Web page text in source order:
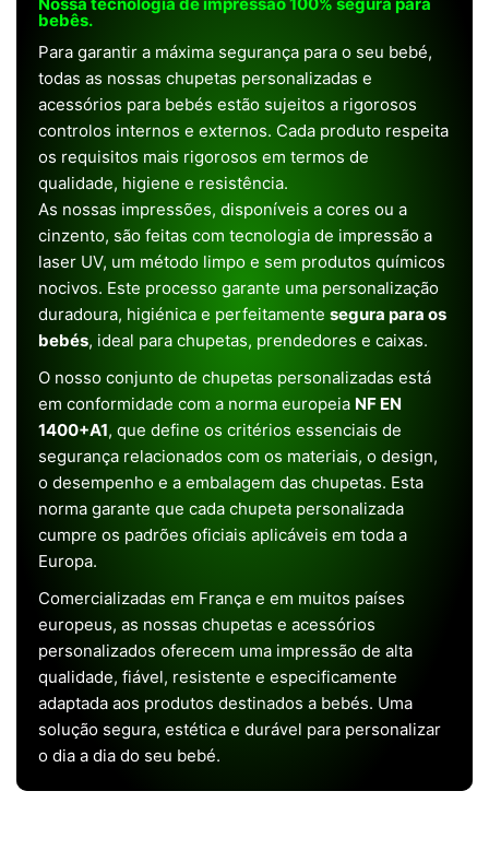
bebês.
Para garantir a máxima segurança para o seu bebé,
todas as nossas chupetas personalizadas e
acessórios para bebés estão sujeitos a rigorosos
controlos internos e externos. Cada produto respeita
os requisitos mais rigorosos em termos de
qualidade, higiene e resistência.
As nossas impressões, disponíveis a cores ou a
cinzento, são feitas com tecnologia de impressão a
laser UV, um método limpo e sem produtos químicos
nocivos. Este processo garante uma personalização
duradoura, higiénica e perfeitamente segura para os
bebés, ideal para chupetas, prendedores e caixas.
O nosso conjunto de chupetas personalizadas está
em conformidade com a norma europeia NF EN
1400+A1, que define os critérios essenciais de
segurança relacionados com os materiais, o design,
o desempenho e a embalagem das chupetas. Esta
norma garante que cada chupeta personalizada
cumpre os padrões oficiais aplicáveis em toda a
Europa.
Comercializadas em França e em muitos países
europeus, as nossas chupetas e acessórios
personalizados oferecem uma impressão de alta
qualidade, fiável, resistente e especificamente
adaptada aos produtos destinados a bebés. Uma
solução segura, estética e durável para personalizar
o dia a dia do seu bebé.